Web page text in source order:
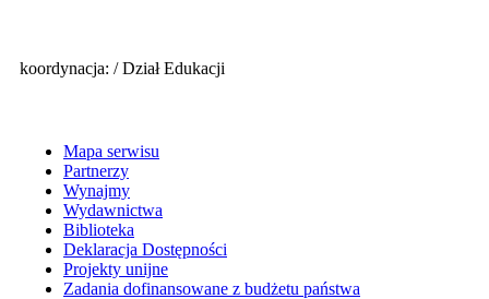
koordynacja: / Dział Edukacji
Mapa serwisu
Partnerzy
Wynajmy
Wydawnictwa
Biblioteka
Deklaracja Dostępności
Projekty unijne
Zadania dofinansowane z budżetu państwa